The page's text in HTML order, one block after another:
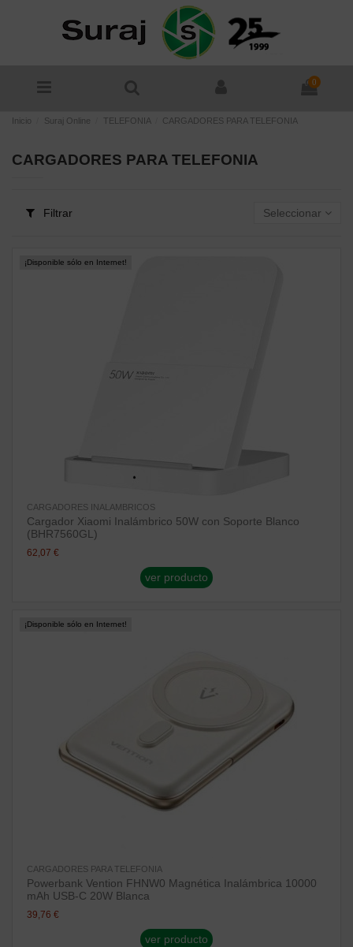
0
Inicio Suraj Online TELEFONIA CARGADORES PARA TELEFONIA
CARGADORES PARA TELEFONIA
Filtrar Seleccionar
¡Disponible sólo en Internet!
CARGADORES INALAMBRICOS
Cargador Xiaomi Inalámbrico 50W con Soporte Blanco
(BHR7560GL)
62,07 €
ver producto
¡Disponible sólo en Internet!
CARGADORES PARA TELEFONIA
Powerbank Vention FHNW0 Magnética Inalámbrica 10000
mAh USB-C 20W Blanca
39,76 €
ver producto